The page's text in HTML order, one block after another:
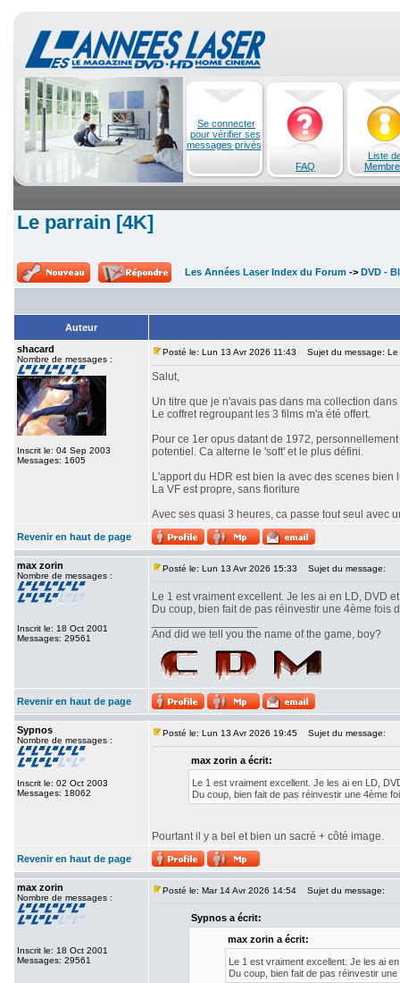
Se connecter
pour vérifier ses
messages privés
FAQ
Liste
Le parrain [4K]
Les Années Laser Index du Forum -> DVD -
Auteur
shacard
Nombre de messages :
Inscrit le: 04 Sep 2003
Messages: 1605
Posté le: Lun 13 Avr 2026 11:43 Sujet du message: Le
Salut,
Un titre que je n'avais pas dans ma collection
Le coffret regroupant les 3 films m'a été offert.
Pour ce 1er opus datant de 1972,
potentiel. Ca alterne le 'soft' et le plus défini.
L'apport du HDR est bien la avec des scenes
La VF est propre, sans fioriture
Avec ses quasi 3 heures, ca passe tout seul avec
Revenir en haut de page
max zorin
Nombre de messages :
Inscrit le: 18 Oct 2001
Messages: 29561
Posté le: Lun 13 Avr 2026 15:33 Sujet du message:
Le 1 est vraiment excellent. Je les ai en LD, DVD
Du coup, bien fait de pas réinvestir une 4ème fois
And did we tell you the name of the game, boy?
Revenir en haut de page
Sypnos
Nombre de messages :
Inscrit le: 02 Oct 2003
Messages: 18062
Posté le: Lun 13 Avr 2026 19:45 Sujet du message:
max zorin a écrit:
Le 1 est vraiment excellent. Je les ai en LD,
Du coup, bien fait de pas réinvestir une 4ème
Pourtant il y a bel et bien un sacré + côté image.
Revenir en haut de page
max zorin
Nombre de messages :
Inscrit le: 18 Oct 2001
Messages: 29561
Posté le: Mar 14 Avr 2026 14:54 Sujet du message:
Sypnos a écrit:
max zorin a écrit:
Le 1 est vraiment excellent. Je les ai
Du coup, bien fait de pas réinvestir